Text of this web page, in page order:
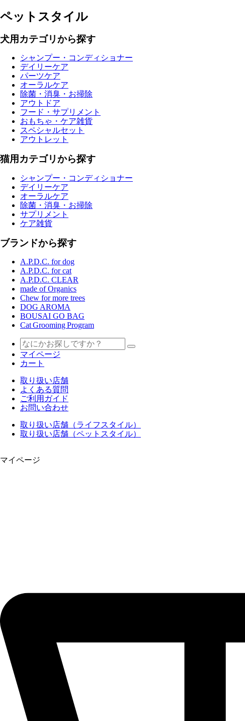
ペットスタイル
犬用カテゴリから探す
シャンプー・コンディショナー
デイリーケア
パーツケア
オーラルケア
除菌・消臭・お掃除
アウトドア
フード・サプリメント
おもちゃ・ケア雑貨
スペシャルセット
アウトレット
猫用カテゴリから探す
シャンプー・コンディショナー
デイリーケア
オーラルケア
除菌・消臭・お掃除
サプリメント
ケア雑貨
ブランドから探す
A.P.D.C. for dog
A.P.D.C. for cat
A.P.D.C. CLEAR
made of Organics
Chew for more trees
DOG AROMA
BOUSAI GO BAG
Cat Grooming Program
マイページ
カート
取り扱い店舗
よくある質問
ご利用ガイド
お問い合わせ
取り扱い店舗（ライフスタイル）
取り扱い店舗（ペットスタイル）
マイページ